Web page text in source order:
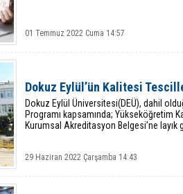
01 Temmuz 2022 Cuma 14:57
Dokuz Eylül’ün Kalitesi
​Dokuz Eylül Üniversitesi(DEÜ), dahil
Programı kapsamında; Yükseköğretim
Kurumsal Akreditasyon Belgesi’ne layık
29 Haziran 2022 Çarşamba 14:43